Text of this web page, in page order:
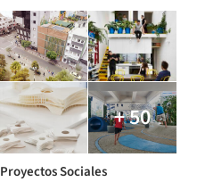
+ 50
Proyectos Sociales